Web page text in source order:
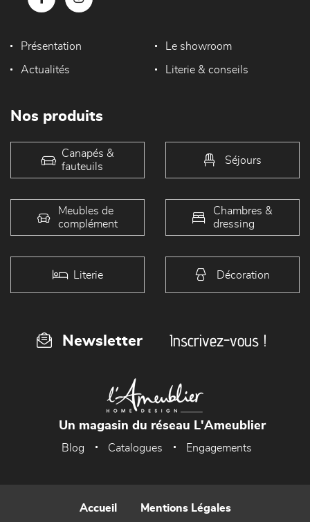
Présentation Le showroom
Actualités Literie & conseils
Nos produits
Canapés &
fauteuils
Séjours
Meubles de
complément
Chambres &
dressing
Literie Décoration
Newsletter Inscrivez-vous !
Un magasin du réseau L'Ameublier
Blog Catalogues Engagements
Accueil Mentions Légales